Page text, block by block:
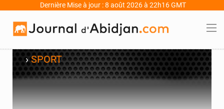
Dernière Mise à jour : 8 août 2026 à 22h16 GMT
›SPORT